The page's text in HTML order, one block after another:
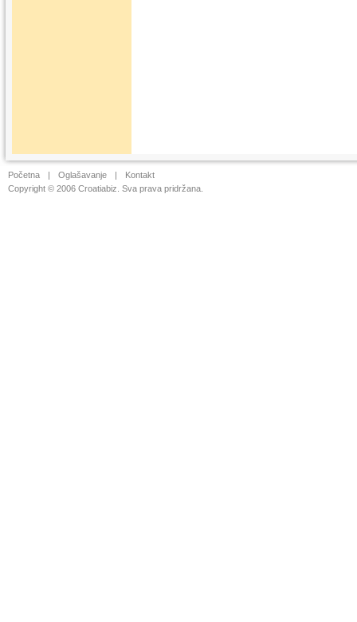
Početna | Oglašavanje |
Kontakt
Copyright © 2006 Croatiabiz. Sva prava pridržana.